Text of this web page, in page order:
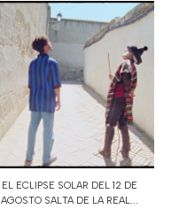
EL ECLIPSE SOLAR DEL 12 DE
AGOSTO SALTA DE LA REAL...